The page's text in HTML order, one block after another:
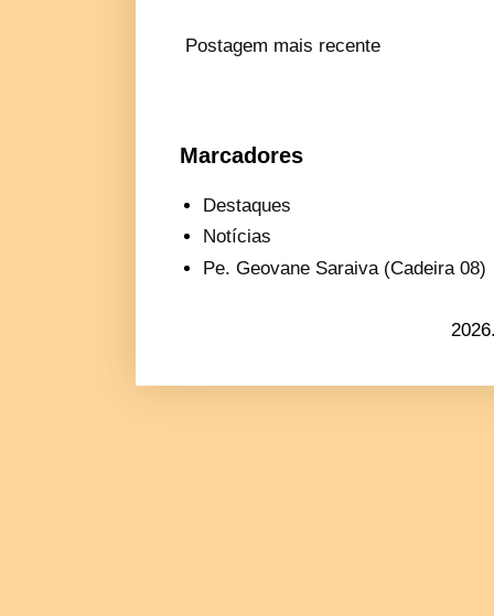
Postagem mais recente
Marcadores
Destaques
Notícias
Pe. Geovane Saraiva (Cadeira 08)